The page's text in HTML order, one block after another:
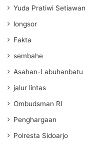
Yuda Pratiwi Setiawan
longsor
Fakta
sembahe
Asahan-Labuhanbatu
jalur lintas
Ombudsman RI
Penghargaan
Polresta Sidoarjo